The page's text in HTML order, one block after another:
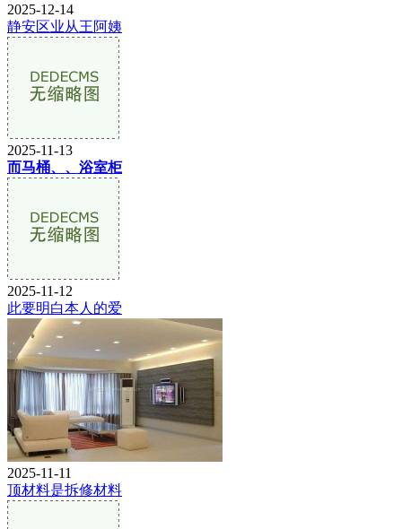
2025-12-14
静安区业从王阿姨
2025-11-13
而马桶、、浴室柜
2025-11-12
此要明白本人的爱
2025-11-11
顶材料是拆修材料